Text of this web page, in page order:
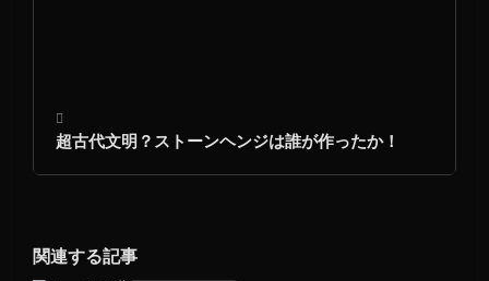
超古代文明？ストーンヘンジは誰が作ったか！
関連する記事